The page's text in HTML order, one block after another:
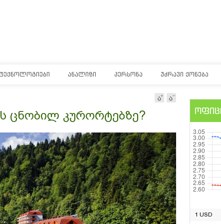
ᲐᲜᲐᲚᲘᲖᲘ ᲞᲔᲠᲡᲝᲜᲐ ᲣᲫᲠᲐᲕᲘ ᲥᲝᲜᲔᲑᲐ
ცნობილ კურორტებზე?
1 USD